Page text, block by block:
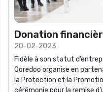
Donation
Associations
20-02-2023
Fidèle à son statut
Ooredoo organise en
la Protection et la
cérémonie pour la remise